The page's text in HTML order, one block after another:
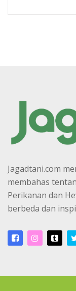
Jagadtani.com
membahas
Perikanan dan
berbeda dan